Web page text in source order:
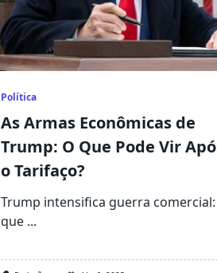
Política
As Armas Econômicas de
Trump: O Que Pode Vir
o Tarifaço?
Trump intensifica guerra
que ...